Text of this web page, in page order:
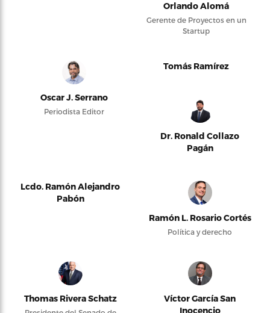
Orlando Alomá
Gerente de Proyectos en un
Startup
Oscar J. Serrano
Periodista Editor
Tomás Ramírez
Dr. Ronald Collazo
Pagán
Lcdo. Ramón Alejandro
Pabón
Ramón L. Rosario Cortés
Política y derecho
Thomas Rivera Schatz
Víctor García San
Inocencio